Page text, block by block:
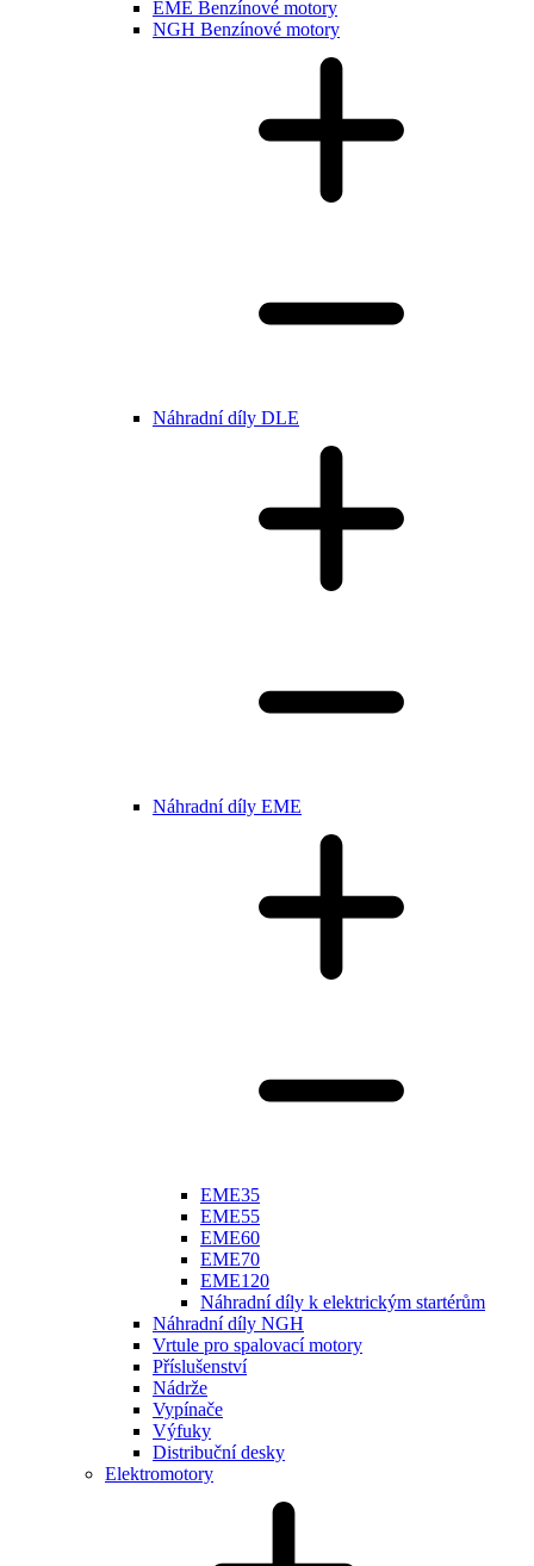
EME Benzínové motory
NGH Benzínové motory
Náhradní díly DLE
Náhradní díly EME
EME35
EME55
EME60
EME70
EME120
Náhradní díly k elektrickým startérům
Náhradní díly NGH
Vrtule pro spalovací motory
Příslušenství
Nádrže
Vypínače
Výfuky
Distribuční desky
Elektromotory